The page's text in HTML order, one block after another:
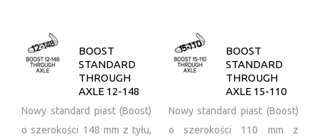
BOOST
STANDARD
THROUGH
AXLE 12-148
Nowy standard piast (Boost)
o szerokości 148 mm z tyłu,
BOOST
STANDARD
THROUGH
AXLE 15-110
Nowy standard piast (Boost)
o szerokości 110 mm z